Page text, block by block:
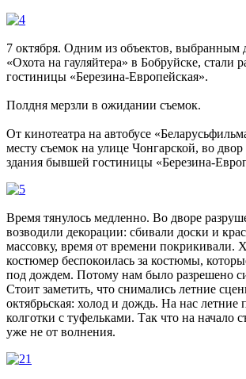
7 октября. Одним из объектов, выбранным
«Охота на гауляйтера» в Бобруйске, стали
гостиницы «Березина-Европейская».
Полдня мерзли в ожидании съемок.
От кинотеатра на автобусе
месту съемок на улице Чонгарской, во
здания бывшей гостиницы «Березина-
Время тянулось медленно. Во дворе
возводили декорации: сбивали доски и
массовку, время от времени покрикивали.
костюмер беспокоилась за костюмы,
под дождем. Потому нам было разрешено
Стоит заметить, что снимались летние
октябрьская: холод и дождь. На нас летние
колготки с туфельками. Так что на начало
уже не от волнения.